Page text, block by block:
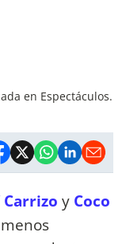
en Espectáculos.
Carrizo y Coco